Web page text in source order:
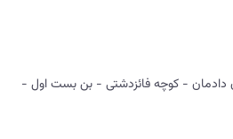
دادمان - کوچه فائزدشتی - بن بست اول -